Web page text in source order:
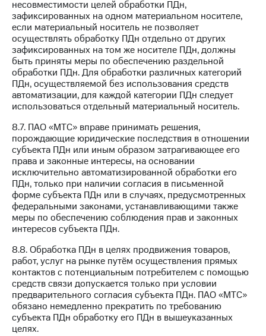
несовместимости целей обработки ПДн,
зафиксированных на одном материальном носителе,
если материальный носитель не позволяет
осуществлять обработку ПДн отдельно от других
зафиксированных на том же носителе ПДн, должны
быть приняты меры по обеспечению раздельной
обработки ПДн. Для обработки различных категорий
ПДн, осуществляемой без использования средств
автоматизации, для каждой категории ПДн следует
использоваться отдельный материальный носитель.
8.7. ПАО «МТС» вправе принимать решения,
порождающие юридические последствия в отношении
субъекта ПДн или иным образом затрагивающее его
права и законные интересы, на основании
исключительно автоматизированной обработки его
ПДн, только при наличии согласия в письменной
форме субъекта ПДн или в случаях, предусмотренных
федеральными законами, устанавливающими также
меры по обеспечению соблюдения прав и законных
интересов субъекта ПДн.
8.8. Обработка ПДн в целях продвижения товаров,
работ, услуг на рынке путём осуществления прямых
контактов с потенциальным потребителем с помощью
средств связи допускается только при условии
предварительного согласия субъекта ПДн. ПАО «МТС»
обязано немедленно прекратить по требованию
субъекта ПДн обработку его ПДн в вышеуказанных
целях.